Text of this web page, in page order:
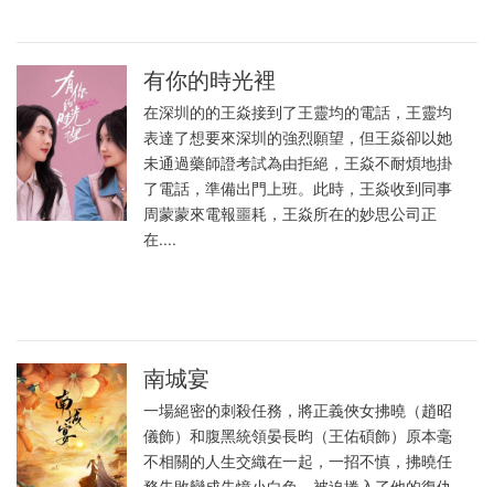
有你的時光裡
在深圳的的王焱接到了王靈均的電話，王靈均
表達了想要來深圳的強烈願望，但王焱卻以她
未通過藥師證考試為由拒絕，王焱不耐煩地掛
了電話，準備出門上班。此時，王焱收到同事
周蒙蒙來電報噩耗，王焱所在的妙思公司正
在....
南城宴
一場絕密的刺殺任務，將正義俠女拂曉（趙昭
儀飾）和腹黑統領晏長昀（王佑碩飾）原本毫
不相關的人生交織在一起，一招不慎，拂曉任